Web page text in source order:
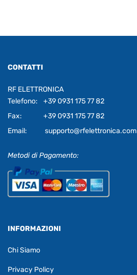
CONTATTI
RF ELETTRONICA
Telefono:
+39 0931 175 77 82
Fax:
+39 0931 175 77 82
Email:
supporto@rfelettronica.com
Metodi di Pagamento:
INFORMAZIONI
Chi Siamo
Privacy Policy